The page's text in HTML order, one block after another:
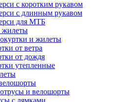
с коротким рукавом
с длинным рукавом
для МТБ
жилеты
и жилеты
от ветра
от дождя
утепленные
и велошорты
с лямками